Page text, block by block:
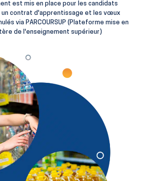
est mis en place pour les candidats
un contrat d'apprentissage et les vœux
via PARCOURSUP (Plateforme mise en
de l'enseignement supérieur)